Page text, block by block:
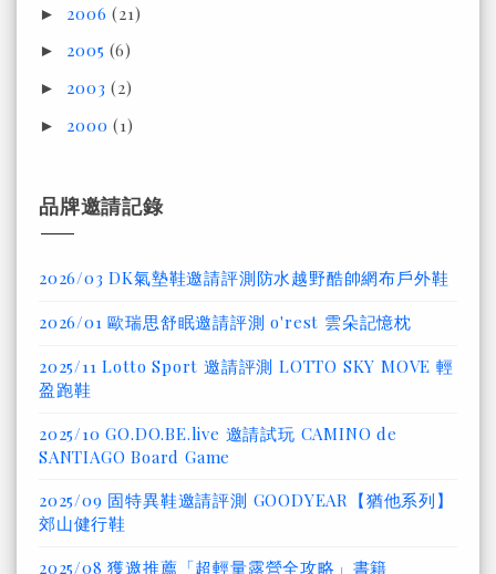
► 2006(21)
► 2005(6)
► 2003(2)
► 2000(1)
品牌邀請記錄
2026/03 DK氣墊鞋邀請評測防水越野酷帥網布戶外鞋
2026/01 歐瑞思舒眠邀請評測 o'rest 雲朵記憶枕
2025/11 Lotto Sport 邀請評測 LOTTO SKY MOVE 輕
盈跑鞋
2025/10 GO.DO.BE.live 邀請試玩 CAMINO de
SANTIAGO Board Game
2025/09 固特異鞋邀請評測 GOODYEAR【猶他系列】
郊山健行鞋
2025/08 獲邀推薦「超輕量露營全攻略」書籍